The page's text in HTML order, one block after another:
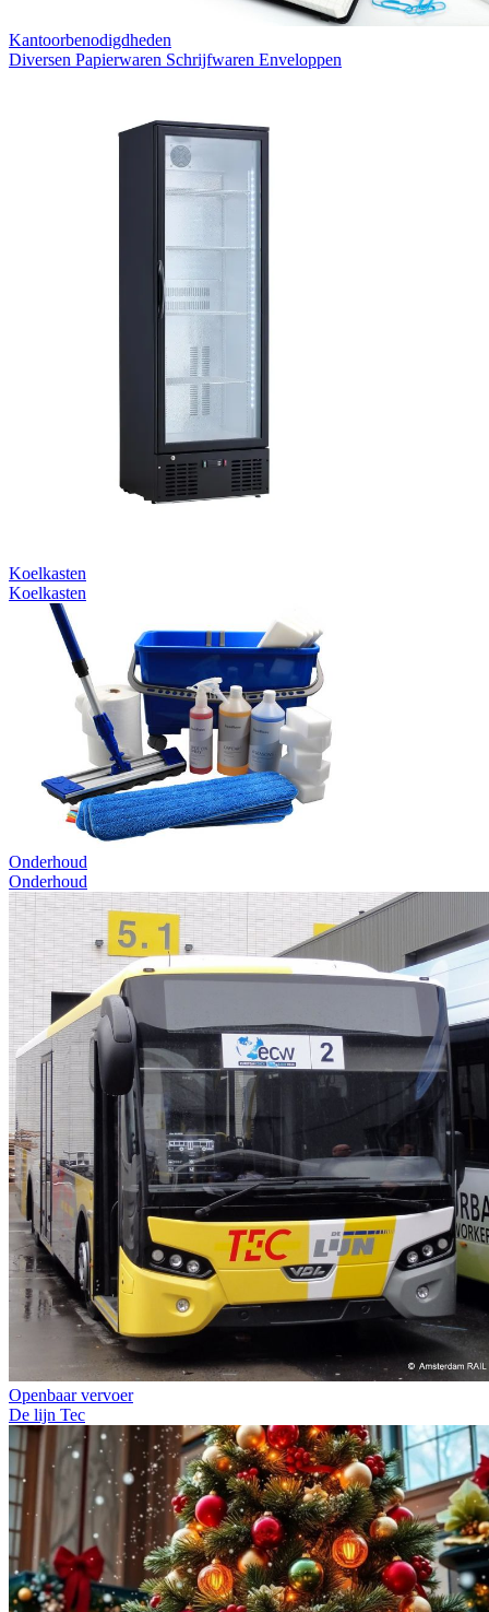
Kantoorbenodigdheden
Diversen Papierwaren Schrijfwaren Enveloppen
Koelkasten
Koelkasten
Onderhoud
Onderhoud
Openbaar vervoer
De lijn Tec